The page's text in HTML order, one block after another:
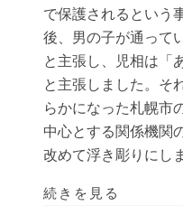
で保護されるという
後、男の子が通って
と主張し、児相は「
と主張しました。そ
らかになった札幌市
中心とする関係機関
改めて浮き彫りにし
続きを見る